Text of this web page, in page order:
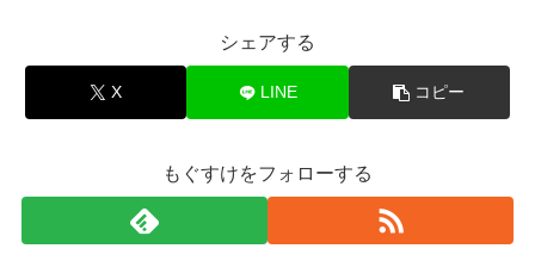
シェアする
X LINE コピー
もぐすけをフォローする